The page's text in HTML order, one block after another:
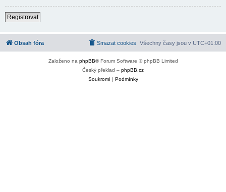
Registrovat
Obsah fóra Všechny časy jsou v UTC+01:00
Smazat cookies
Založeno na phpBB® Forum Software © phpBB Limited
Český překlad – phpBB.cz
Soukromí| Podmínky